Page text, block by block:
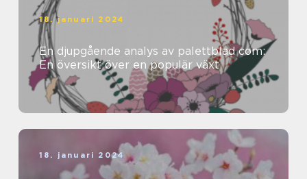
18. januari 2024
En djupgående analys av palettblad com:
En översikt över en populär växt
18. januari 2024